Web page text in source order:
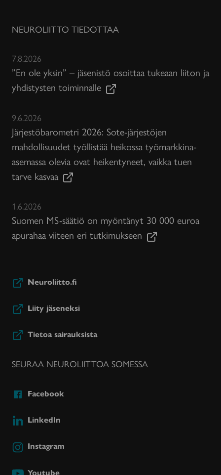
NEUROLIITTO TIEDOTTAA
7.8.2026
”En ole yksin” – jäsenistö osoittaa tukeaan liiton ja
yhdistysten toiminnalle
9.6.2026
Järjestöbarometri 2026: Sote-järjestöjen
mahdollisuudet työllistää heikossa työmarkkina-
asemassa olevia ovat heikentyneet, vaikka tuen
tarve kasvaa
1.6.2026
Suomen MS-säätiö on myöntänyt 30 000 euroa
apurahaa viiteen eri tutkimukseen
Neuroliitto.fi
Liity jäseneksi
Tietoa sairauksista
SEURAA NEUROLIITTOA SOMESSA
Facebook
LinkedIn
Instagram
Youtube